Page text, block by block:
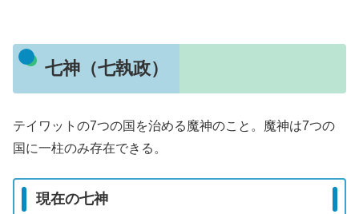
七神（七執政）
テイワットの7つの国を治める魔神のこと。魔神は7つの
国に一柱のみ存在できる。
現在の七神